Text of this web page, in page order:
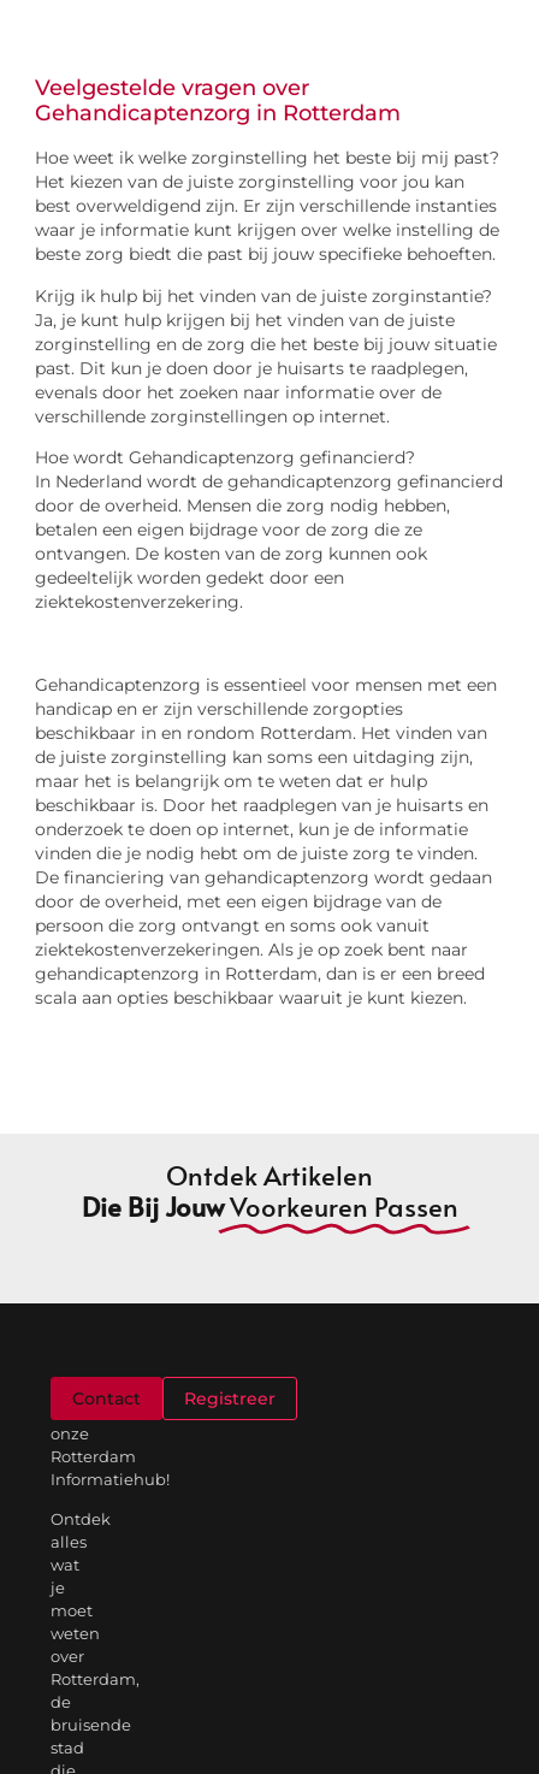
Veelgestelde vragen over
Gehandicaptenzorg in Rotterdam
Hoe weet ik welke zorginstelling het beste bij mij past?
Het kiezen van de juiste zorginstelling voor jou kan
best overweldigend zijn. Er zijn verschillende instanties
waar je informatie kunt krijgen over welke instelling de
beste zorg biedt die past bij jouw specifieke behoeften.
Krijg ik hulp bij het vinden van de juiste zorginstantie?
Ja, je kunt hulp krijgen bij het vinden van de juiste
zorginstelling en de zorg die het beste bij jouw situatie
past. Dit kun je doen door je huisarts te raadplegen,
evenals door het zoeken naar informatie over de
verschillende zorginstellingen op internet.
Hoe wordt Gehandicaptenzorg gefinancierd?
In Nederland wordt de gehandicaptenzorg gefinancierd
door de overheid. Mensen die zorg nodig hebben,
betalen een eigen bijdrage voor de zorg die ze
ontvangen. De kosten van de zorg kunnen ook
gedeeltelijk worden gedekt door een
ziektekostenverzekering.
Gehandicaptenzorg is essentieel voor mensen met een
handicap en er zijn verschillende zorgopties
beschikbaar in en rondom Rotterdam. Het vinden van
de juiste zorginstelling kan soms een uitdaging zijn,
maar het is belangrijk om te weten dat er hulp
beschikbaar is. Door het raadplegen van je huisarts en
onderzoek te doen op internet, kun je de informatie
vinden die je nodig hebt om de juiste zorg te vinden.
De financiering van gehandicaptenzorg wordt gedaan
door de overheid, met een eigen bijdrage van de
persoon die zorg ontvangt en soms ook vanuit
ziektekostenverzekeringen. Als je op zoek bent naar
gehandicaptenzorg in Rotterdam, dan is er een breed
scala aan opties beschikbaar waaruit je kunt kiezen.
Ontdek Artikelen
Die Bij JouwVoorkeuren Passen
onze
Rotterdam
Informatiehub!
Ontdek
alles
wat
je
moet
weten
over
Rotterdam,
de
bruisende
stad
Contact Registreer